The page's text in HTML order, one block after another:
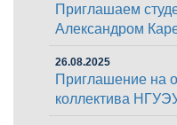
Приглашаем
Александром
26.08.2025
Приглашение на
коллектива